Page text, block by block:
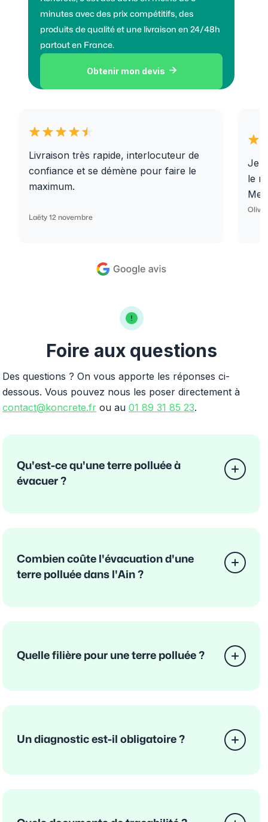
minutes avec des prix compétitifs, des
produits de qualité et une livraison en 24/48h
partout en France.
Obtenir mon devis 
Livraison très rapide, interlocuteur de
confiance et se démène pour faire le
maximum.
Laëty 12 novembre
Je
le
Foire aux questions
Des questions ? On vous apporte les réponses ci-
dessous. Vous pouvez nous les poser directement à
contact@koncrete.fr ou au 01 89 31 85 23.
Qu'est-ce qu'une terre polluée à
évacuer ?
Combien coûte l'évacuation d'une
terre polluée dans l'Ain ?
Quelle filière pour une terre polluée ?
Un diagnostic est-il obligatoire ?